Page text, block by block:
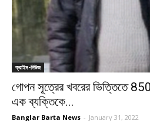
ক্রাইম-নিউজ
গোপন সূত্রের খবরের ভিত্তিতে
এক ব্যক্তিকে...
Banglar Barta News - January 31, 2022